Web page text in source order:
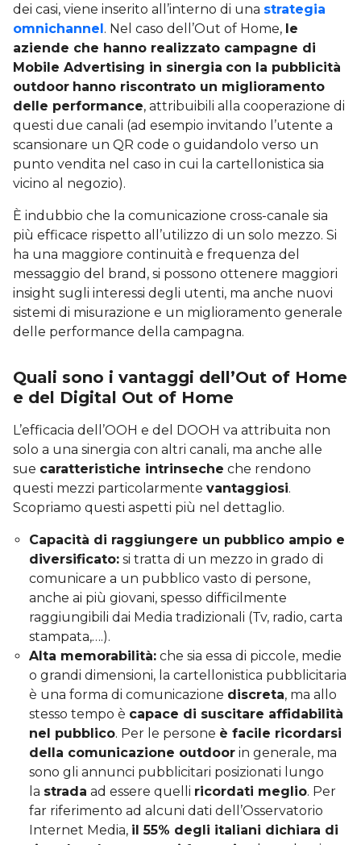
dei casi, viene inserito all’interno di una strategia
omnichannel. Nel caso dell’Out of Home, le
aziende che hanno realizzato campagne di
Mobile Advertising in sinergia con la pubblicità
outdoor hanno riscontrato un miglioramento
delle performance, attribuibili alla cooperazione di
questi due canali (ad esempio invitando l’utente a
scansionare un QR code o guidandolo verso un
punto vendita nel caso in cui la cartellonistica sia
vicino al negozio).
È indubbio che la comunicazione cross-canale sia
più efficace rispetto all’utilizzo di un solo mezzo. Si
ha una maggiore continuità e frequenza del
messaggio del brand, si possono ottenere maggiori
insight sugli interessi degli utenti, ma anche nuovi
sistemi di misurazione e un miglioramento generale
delle performance della campagna.
Quali sono i vantaggi dell’Out of Home
e del Digital Out of Home
L’efficacia dell’OOH e del DOOH va attribuita non
solo a una sinergia con altri canali, ma anche alle
sue caratteristiche intrinseche che rendono
questi mezzi particolarmente vantaggiosi.
Scopriamo questi aspetti più nel dettaglio.
Capacità di raggiungere un pubblico ampio e
diversificato: si tratta di un mezzo in grado di
comunicare a un pubblico vasto di persone,
anche ai più giovani, spesso difficilmente
raggiungibili dai Media tradizionali (Tv, radio, carta
stampata,….).
Alta memorabilità: che sia essa di piccole, medie
o grandi dimensioni, la cartellonistica pubblicitaria
è una forma di comunicazione discreta, ma allo
stesso tempo è capace di suscitare affidabilità
nel pubblico. Per le persone è facile ricordarsi
della comunicazione outdoor in generale, ma
sono gli annunci pubblicitari posizionati lungo
la strada ad essere quelli ricordati meglio. Per
far riferimento ad alcuni dati dell’Osservatorio
Internet Media, il 55% degli italiani dichiara di